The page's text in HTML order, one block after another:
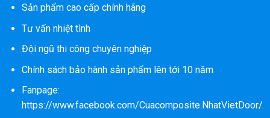
Sản phẩm cao cấp chính hãng
Tư vấn nhiệt tình
Đội ngũ thi công chuyên nghiệp
Chính sách bảo hành sản phẩm lên tới 10 năm
Fanpage:
https://www.facebook.com/Cuacomposite.NhatVietDoor/